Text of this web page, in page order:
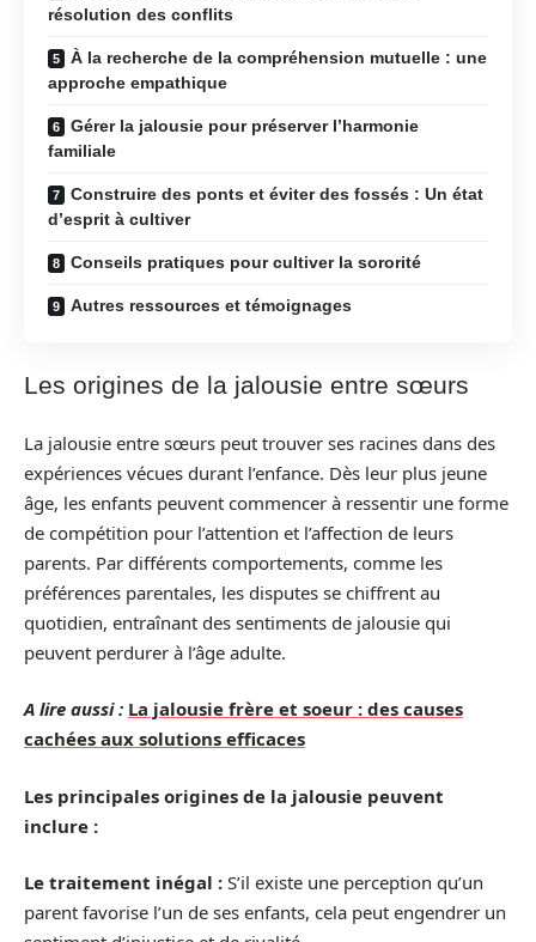
résolution des conflits
À la recherche de la compréhension mutuelle : une
approche empathique
Gérer la jalousie pour préserver l’harmonie
familiale
Construire des ponts et éviter des fossés : Un état
d’esprit à cultiver
Conseils pratiques pour cultiver la sororité
Autres ressources et témoignages
Les origines de la jalousie entre sœurs
La jalousie entre sœurs peut trouver ses racines dans des
expériences vécues durant l’enfance. Dès leur plus jeune
âge, les enfants peuvent commencer à ressentir une forme
de compétition pour l’attention et l’affection de leurs
parents. Par différents comportements, comme les
préférences parentales, les disputes se chiffrent au
quotidien, entraînant des sentiments de jalousie qui
peuvent perdurer à l’âge adulte.
A lire aussi : La jalousie frère et soeur : des causes
cachées aux solutions efficaces
Les principales origines de la jalousie peuvent
inclure :
Le traitement inégal : S’il existe une perception qu’un
parent favorise l’un de ses enfants, cela peut engendrer un